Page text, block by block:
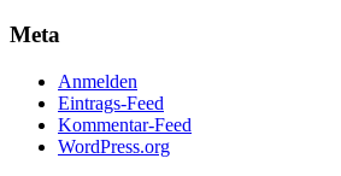
Meta
Anmelden
Eintrags-Feed
Kommentar-Feed
WordPress.org